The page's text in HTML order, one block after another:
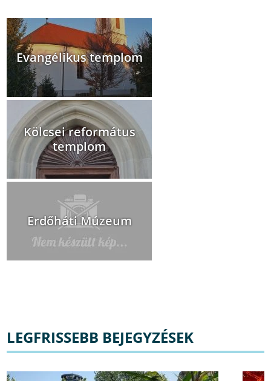
Evangélikus templom
Kölcsei református
templom
Erdőháti Múzeum
LEGFRISSEBB BEJEGYZÉSEK